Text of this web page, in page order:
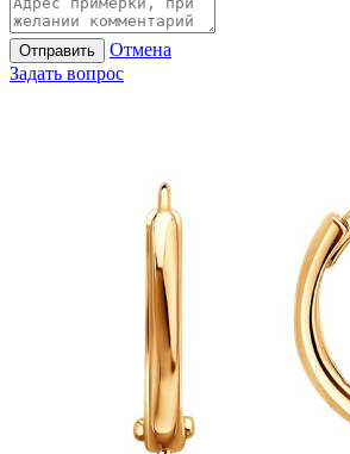
Отправить
Отмена
Задать вопрос